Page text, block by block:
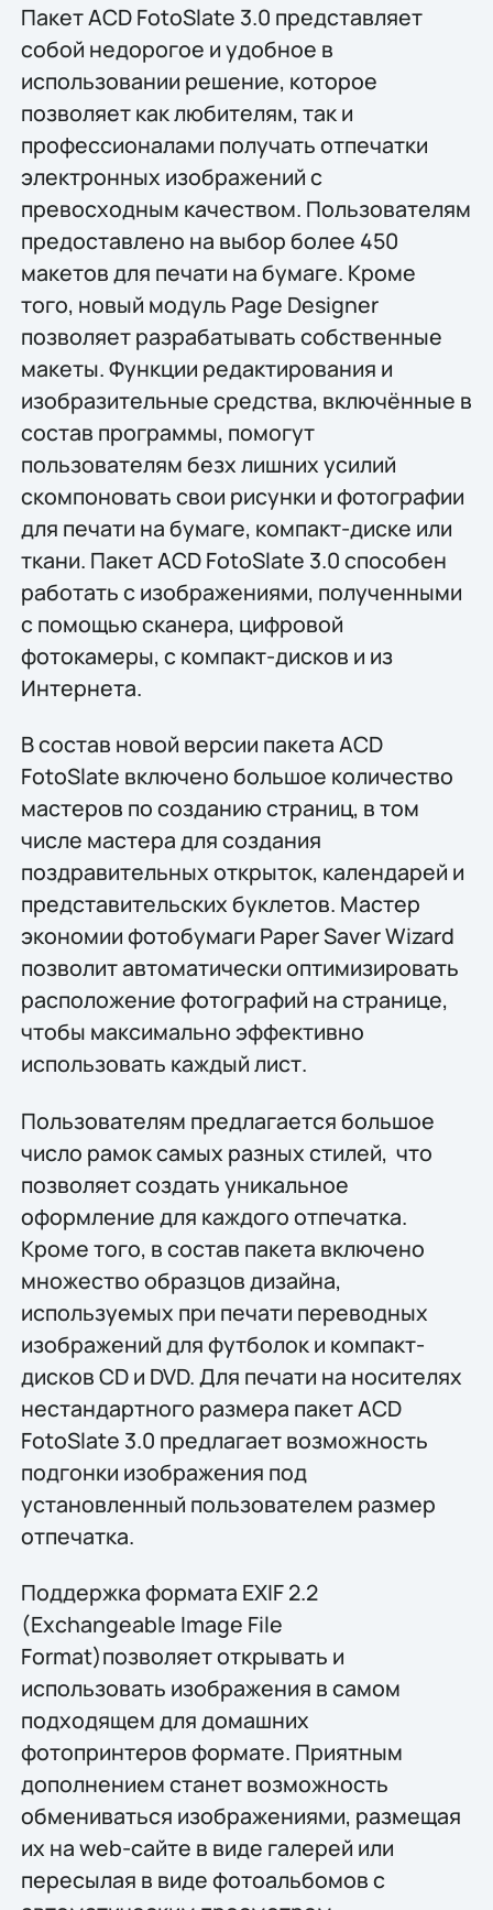
Пакет ACD FotoSlate 3.0 представляет
собой недорогое и удобное в
использовании решение, которое
позволяет как любителям, так и
профессионалами получать отпечатки
электронных изображений с
превосходным качеством. Пользователям
предоставлено на выбор более 450
макетов для печати на бумаге. Кроме
того, новый модуль Page Designer
позволяет разрабатывать собственные
макеты. Функции редактирования и
изобразительные средства, включённые в
состав программы, помогут
пользователям безх лишних усилий
скомпоновать свои рисунки и фотографии
для печати на бумаге, компакт-диске или
ткани. Пакет ACD FotoSlate 3.0 способен
работать с изображениями, полученными
с помощью сканера, цифровой
фотокамеры, с компакт-дисков и из
Интернета.
В состав новой версии пакета ACD
FotoSlate включено большое количество
мастеров по созданию страниц, в том
числе мастера для создания
поздравительных открыток, календарей и
представительских буклетов. Мастер
экономии фотобумаги Paper Saver Wizard
позволит автоматически оптимизировать
расположение фотографий на странице,
чтобы максимально эффективно
использовать каждый лист.
Пользователям предлагается большое
число рамок самых разных стилей, что
позволяет создать уникальное
оформление для каждого отпечатка.
Кроме того, в состав пакета включено
множество образцов дизайна,
используемых при печати переводных
изображений для футболок и компакт-
дисков CD и DVD. Для печати на носителях
нестандартного размера пакет ACD
FotoSlate 3.0 предлагает возможность
подгонки изображения под
установленный пользователем размер
отпечатка.
Поддержка формата EXIF 2.2
(Exchangeable Image File
Format)позволяет открывать и
использовать изображения в самом
подходящем для домашних
фотопринтеров формате. Приятным
дополнением станет возможность
обмениваться изображениями, размещая
их на web-сайте в виде галерей или
пересылая в виде фотоальбомов с